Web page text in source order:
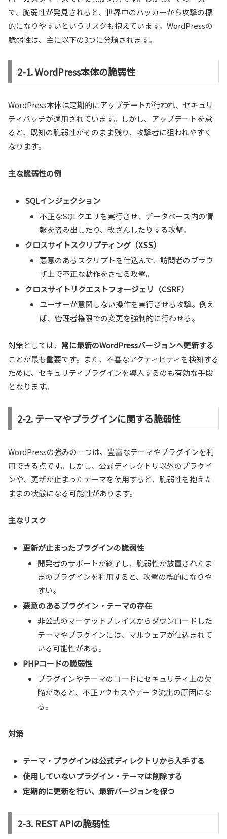
で、脆弱性が発見されると、世界中のハッカーから攻撃の標
的になりやすいというリスクも抱えています。WordPressの
脆弱性は、主に以下の3つに分類されます。
2-1. WordPress本体の脆弱性
WordPress本体は定期的にアップデートが行われ、セキュリ
ティパッチが適用されています。しかし、アップデートを怠
ると、既知の脆弱性がそのまま残り、攻撃者に狙われやすく
なります。
主な脆弱性の例
SQLインジェクション
不正なSQLクエリを実行させ、データベース内の情
報を盗み出したり、改ざんしたりする攻撃。
クロスサイトスクリプティング（XSS）
悪意のあるスクリプトを仕込んで、訪問者のブラウ
ザ上で不正な動作をさせる攻撃。
クロスサイトリクエストフォージェリ（CSRF）
ユーザーが意図しない操作を実行させる攻撃。例え
ば、管理者権限での変更を強制的に行わせる。
対策としては、 常に最新のWordPressバージョンへ更新する
ことが最も重要です。また、不審なアクティビティを検知する
ために、セキュリティプラグインを導入するのも有効な手段
となります。
2-2. テーマやプラグインに関する脆弱性
WordPressの強みの一つは、豊富なテーマやプラグインを利
用できる点です。しかし、公式ディレクトリ以外のプラグイ
ンや、更新が止まったテーマを使用すると、脆弱性を抱えた
ままの状態になる可能性があります。
主なリスク
更新が止まったプラグインの脆弱性
開発者のサポートが終了し、脆弱性が放置されたま
まのプラグインを利用すると、攻撃の標的になりや
すい。
悪意のあるプラグイン・テーマの存在
非公式のマーケットプレイスからダウンロードした
テーマやプラグインには、マルウェアが仕込まれて
いる可能性がある。
PHPコードの脆弱性
プラグインやテーマのコードにセキュリティ上の欠
陥があると、不正アクセスやデータ流出の原因にな
る。
対策
テーマ・プラグインは公式ディレクトリから入手する
使用していないプラグイン・テーマは削除する
定期的に更新を行い、最新バージョンを保つ
2-3. REST APIの脆弱性